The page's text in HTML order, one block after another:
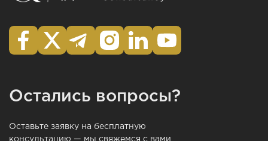
Остались вопросы?
Оставьте заявку на бесплатную
консультацию — мы свяжемся с вами